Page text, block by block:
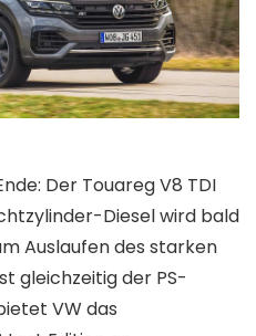
Der Touareg V8 TDI
Diesel wird bald
Auslaufen des starken
gleichzeitig der PS-
VW das